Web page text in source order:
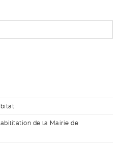
de la Mairie de